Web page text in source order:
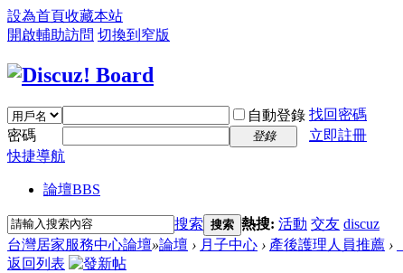
設為首頁收藏本站
開啟輔助訪問 切換到窄版
自動登錄 找回密碼
密碼
登錄
立即註冊
快捷導航
論壇BBS
搜索 搜索 熱搜: 活動 交友 discuz
台灣居家服務中心論壇»論壇 › 月子中心 › 產後護理人員推薦 ›
返回列表